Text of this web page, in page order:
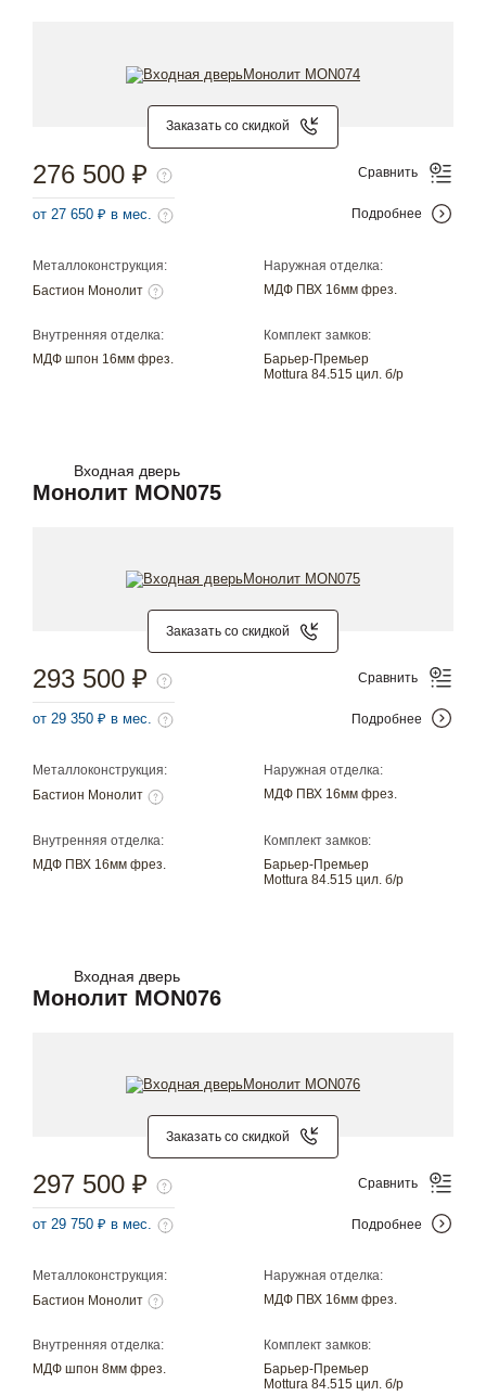
Заказать со скидкой
Металлоконструкция:
Бастион Монолит
Наружная отделка:
МДФ ПВХ 16мм фрез.
Внутренняя отделка:
МДФ шпон 16мм фрез.
Комплект замков:
Барьер-Премьер
Mottura 84.515 цил. б/р
276 500 ₽
от 27 650 ₽ в мес.
Сравнить
Подробнее
Входная дверь
Монолит MON075
Заказать со скидкой
Металлоконструкция:
Бастион Монолит
Наружная отделка:
МДФ ПВХ 16мм фрез.
Внутренняя отделка:
МДФ ПВХ 16мм фрез.
Комплект замков:
Барьер-Премьер
Mottura 84.515 цил. б/р
293 500 ₽
от 29 350 ₽ в мес.
Сравнить
Подробнее
Входная дверь
Монолит MON076
Заказать со скидкой
Металлоконструкция:
Бастион Монолит
Наружная отделка:
МДФ ПВХ 16мм фрез.
Внутренняя отделка:
МДФ шпон 8мм фрез.
Комплект замков:
Барьер-Премьер
Mottura 84.515 цил. б/р
297 500 ₽
от 29 750 ₽ в мес.
Сравнить
Подробнее